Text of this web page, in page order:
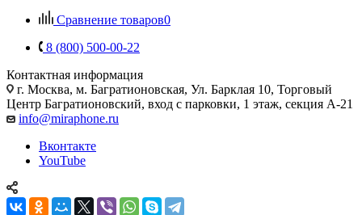
Сравнение товаров0
8 (800) 500-00-22
Контактная информация
г. Москва, м. Багратионовская, Ул. Барклая 10, Торговый
Центр Багратионовский, вход с парковки, 1 этаж, секция А-21
info@miraphone.ru
Вконтакте
YouTube